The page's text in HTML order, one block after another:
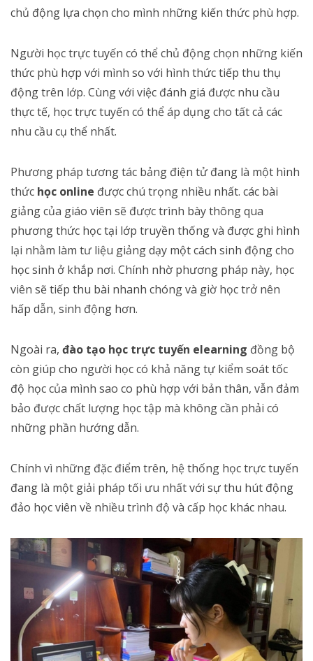
chủ động lựa chọn cho mình những kiến thức phù hợp.
Người học trực tuyến có thể chủ động chọn những kiến
thức phù hợp với mình so với hình thức tiếp thu thụ
động trên lớp. Cùng với việc đánh giá được nhu cầu
thực tế, học trực tuyến có thể áp dụng cho tất cả các
nhu cầu cụ thể nhất.
Phương pháp tương tác bảng điện tử đang là một hình
thức học online được chú trọng nhiều nhất. các bài
giảng của giáo viên sẽ được trình bày thông qua
phương thức học tại lớp truyền thống và được ghi hình
lại nhằm làm tư liệu giảng dạy một cách sinh động cho
học sinh ở khắp nơi. Chính nhờ phương pháp này, học
viên sẽ tiếp thu bài nhanh chóng và giờ học trở nên
hấp dẫn, sinh động hơn.
Ngoài ra, đào tạo học trực tuyến elearning đồng bộ
còn giúp cho người học có khả năng tự kiểm soát tốc
độ học của mình sao co phù hợp với bản thân, vẫn đảm
bảo được chất lượng học tập mà không cần phải có
những phần hướng dẫn.
Chính vì những đặc điểm trên, hệ thống học trực tuyến
đang là một giải pháp tối ưu nhất với sự thu hút động
đảo học viên về nhiều trình độ và cấp học khác nhau.